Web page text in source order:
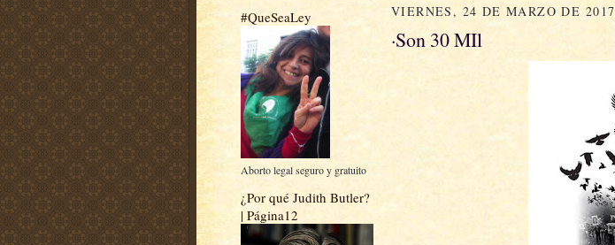
#QueSeaLey
Aborto legal seguro y gratuito
¿Por qué Judith Butler?
| Página12
VIERNES, 24 DE MARZO DE 2017
·Son 30 MIl